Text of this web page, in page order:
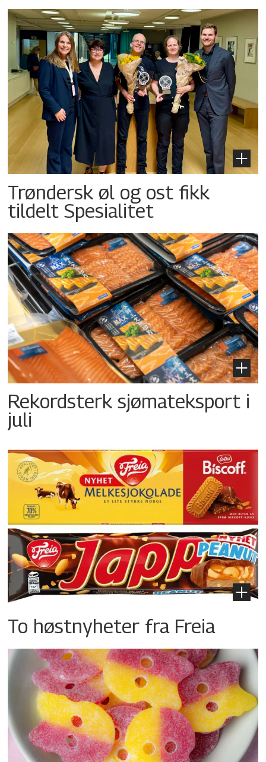
Trøndersk øl og ost fikk
tildelt Spesialitet
Rekordsterk sjømateksport i
juli
To høstnyheter fra Freia